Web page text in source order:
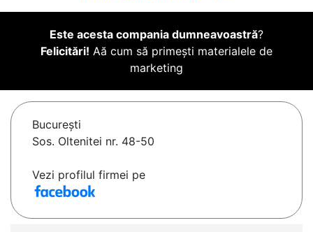
Este acesta compania dumneavoastră?
Felicitări! Aă cum să primești materialele de
marketing
Bucureşti
Sos. Oltenitei nr. 48-50
Vezi profilul firmei pe